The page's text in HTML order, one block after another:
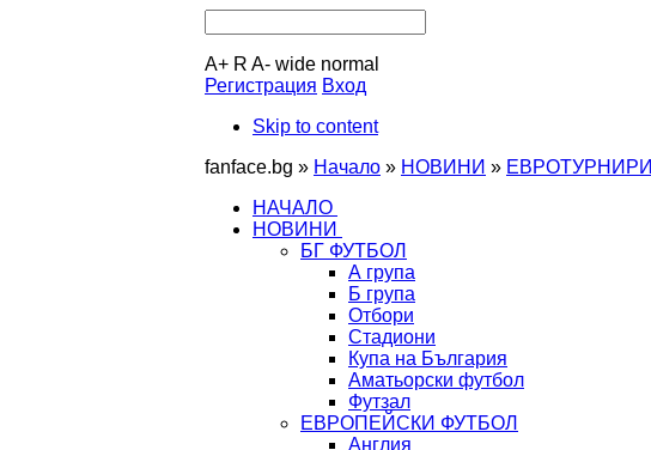
A+ R A- wide normal
Регистрация Вход
Skip to content
fanface.bg » Начало » НОВИНИ » ЕВРОТУРНИРИ
НАЧАЛО
НОВИНИ
БГ ФУТБОЛ
А група
Б група
Отбори
Стадиони
Купа на България
Аматьорски футбол
Футзал
ЕВРОПЕЙСКИ ФУТБОЛ
Англия